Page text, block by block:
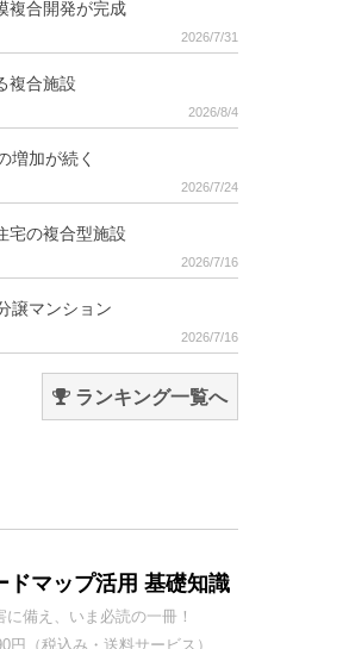
複合開発が完成
2026/7/31
複合施設
2026/8/4
増加が続く
2026/7/24
宅の複合型施設
2026/7/16
譲マンション
2026/7/16
ランキング一覧へ
ドマップ活用 基礎知識
に備え、いま必読の一冊！
円（税込み・送料サービス）